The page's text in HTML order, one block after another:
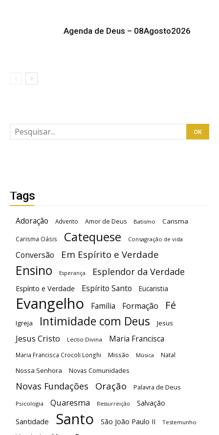
Agenda de Deus – 08Agosto2026
Tags
Adoração Advento Amor de Deus Batismo Carisma
Carisma Oásis Catequese Consagração de vida
Conversão Em Espírito e Verdade
Ensino Esperança Esplendor da Verdade
Espírito e Verdade Espírito Santo Eucaristia
Evangelho Família Formação Fé
Igreja Intimidade com Deus Jesus
Jesus Cristo Lectio Divina Maria Francisca
Maria Francisca Crocoli Longhi Missão Música Natal
Nossa Senhora Novas Comunidades
Novas Fundações Oração Palavra de Deus
Psicologia Quaresma Ressurreição Salvação
Santidade Santo São João Paulo II Testemunho